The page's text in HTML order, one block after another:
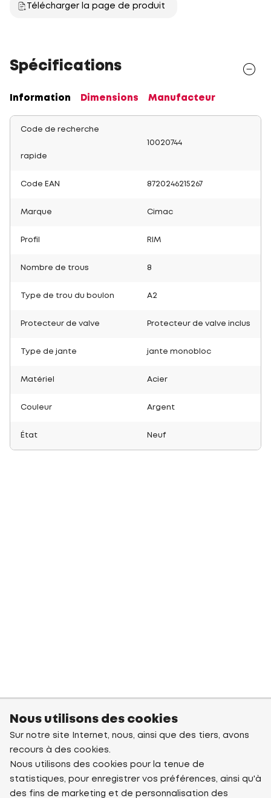
Télécharger la page de produit
Spécifications
Information Dimensions Manufacteur
Code de recherche
rapide
10020744
Code EAN 8720246215267
Marque Cimac
Profil RIM
Nombre de trous 8
Type de trou du boulon A2
Protecteur de valve Protecteur de valve inclus
Type de jante jante monobloc
Matériel Acier
Couleur Argent
État Neuf
Nous utilisons des cookies
Sur notre site Internet, nous, ainsi que des tiers, avons
recours à des cookies.
Nous utilisons des cookies pour la tenue de
statistiques, pour enregistrer vos préférences, ainsi qu'à
des fins de marketing et de personnalisation des